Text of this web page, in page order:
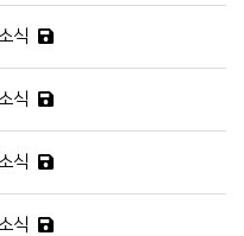
식
식
식
식